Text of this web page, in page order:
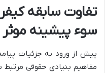
تفاوت سابقه
سوء پیشینه موثر
پیش از ورود به جزئیات
مفاهیم بنیادی حقوقی